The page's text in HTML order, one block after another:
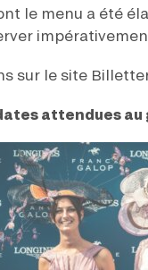
le menu a été
sur le site
attendues au